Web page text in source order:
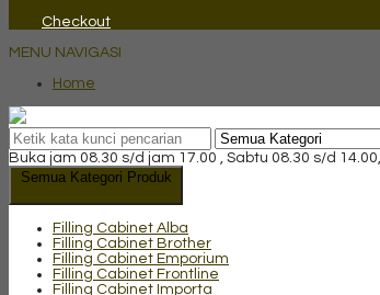
Checkout
MENU NAVIGASI
Home
Buka jam 08.30 s/d jam 17.00 , Sabtu 08.30 s/d
Semua Kategori Produk
Filling Cabinet Alba
Filling Cabinet Brother
Filling Cabinet Emporium
Filling Cabinet Frontline
Filling Cabinet Importa